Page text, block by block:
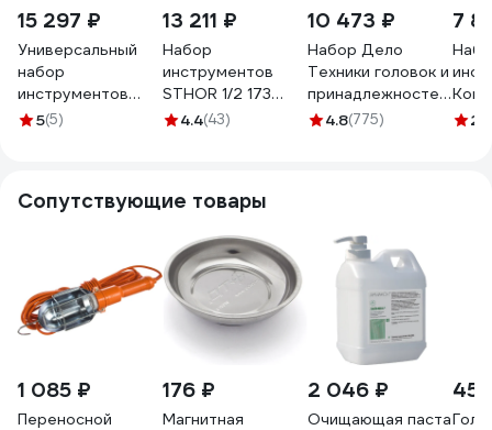
15 297 ₽
Универсальный
набор
инструментов
TOLSEN 175
5(5)
13 211 ₽
Набор
инструментов
STHOR 1/2 173
предмета
4.4(43)
10 473 ₽
Набор Дело
Техники головок и
принадлежностей
1/4", 3/8", 1/2"
4.8(775)
7
2.5
Сопутствующие товары
1 085 ₽
Переносной
176 ₽
Магнитная
2 046 ₽
Очищающая паста